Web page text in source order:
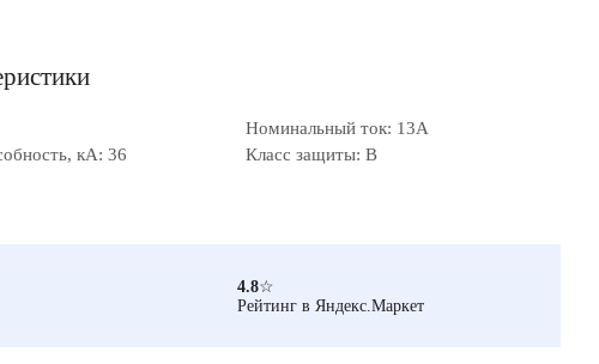
Номинальный ток: 13А
кА: 36
Класс защиты: B
4.8☆
Рейтинг в Яндекс.Маркет